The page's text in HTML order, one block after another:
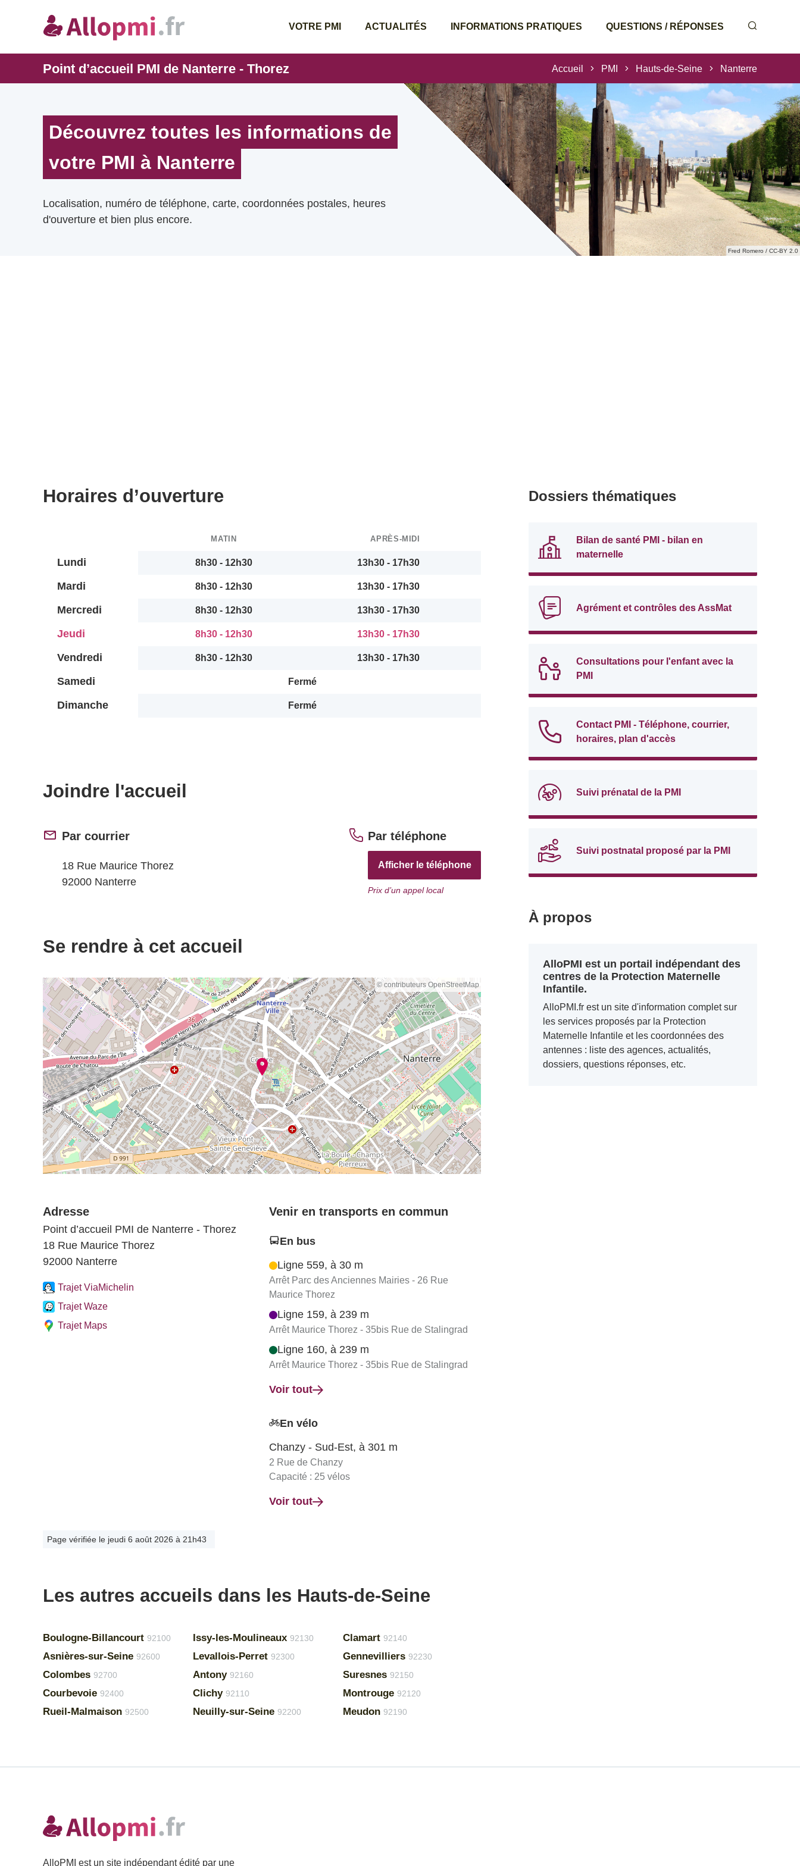
VOTRE PMI ACTUALITÉS INFORMATIONS PRATIQUES QUESTIONS / RÉPONSES
Point d’accueil PMI de Nanterre - Thorez Accueil PMI Hauts-de-Seine Nanterre
Fred Romero / CC-BY 2.0
Découvrez toutes les informations de
votre PMI à Nanterre
Localisation, numéro de téléphone, carte, coordonnées postales, heures
d'ouverture et bien plus encore.
Horaires d’ouverture
MATIN APRÈS-MIDI
Lundi 8h30 - 12h30 13h30 - 17h30
Mardi 8h30 - 12h30 13h30 - 17h30
Mercredi 8h30 - 12h30 13h30 - 17h30
Jeudi 8h30 - 12h30 13h30 - 17h30
Vendredi 8h30 - 12h30 13h30 - 17h30
Samedi Fermé
Dimanche Fermé
Joindre l'accueil
Par courrier
18 Rue Maurice Thorez
92000 Nanterre
Par téléphone
Afficher le téléphone
Prix d’un appel local
Se rendre à cet accueil
© contributeurs OpenStreetMap
Adresse
Point d’accueil PMI de Nanterre - Thorez
18 Rue Maurice Thorez
92000 Nanterre
Trajet ViaMichelin
Trajet Waze
Trajet Maps
Venir en transports en commun
En bus
Ligne 559, à 30 m
Arrêt Parc des Anciennes Mairies - 26 Rue
Maurice Thorez
Ligne 159, à 239 m
Arrêt Maurice Thorez - 35bis Rue de Stalingrad
Ligne 160, à 239 m
Arrêt Maurice Thorez - 35bis Rue de Stalingrad
Voir tout
En vélo
Chanzy - Sud-Est, à 301 m
2 Rue de Chanzy
Capacité : 25 vélos
Voir tout
Page vérifiée le jeudi 6 août 2026 à 21h43
Les autres accueils dans les Hauts-de-Seine
Boulogne-Billancourt 92100
Asnières-sur-Seine 92600
Colombes 92700
Courbevoie 92400
Rueil-Malmaison 92500
Issy-les-Moulineaux 92130
Levallois-Perret 92300
Antony 92160
Clichy 92110
Neuilly-sur-Seine 92200
Clamart 92140
Gennevilliers 92230
Suresnes 92150
Montrouge 92120
Meudon 92190
Dossiers thématiques
Bilan de santé PMI - bilan en
maternelle
Agrément et contrôles des AssMat
Consultations pour l'enfant avec la
PMI
Contact PMI - Téléphone, courrier,
horaires, plan d'accès
Suivi prénatal de la PMI
Suivi postnatal proposé par la PMI
À propos
AlloPMI est un portail indépendant des
centres de la Protection Maternelle
Infantile.
AlloPMI.fr est un site d'information complet sur
les services proposés par la Protection
Maternelle Infantile et les coordonnées des
antennes : liste des agences, actualités,
dossiers, questions réponses, etc.
AlloPMI est un site indépendant édité par une